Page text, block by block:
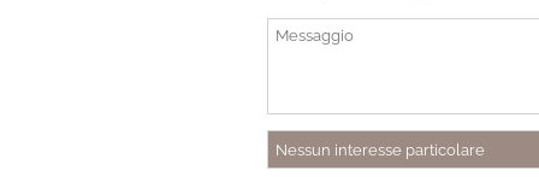
Nessun interesse particolare